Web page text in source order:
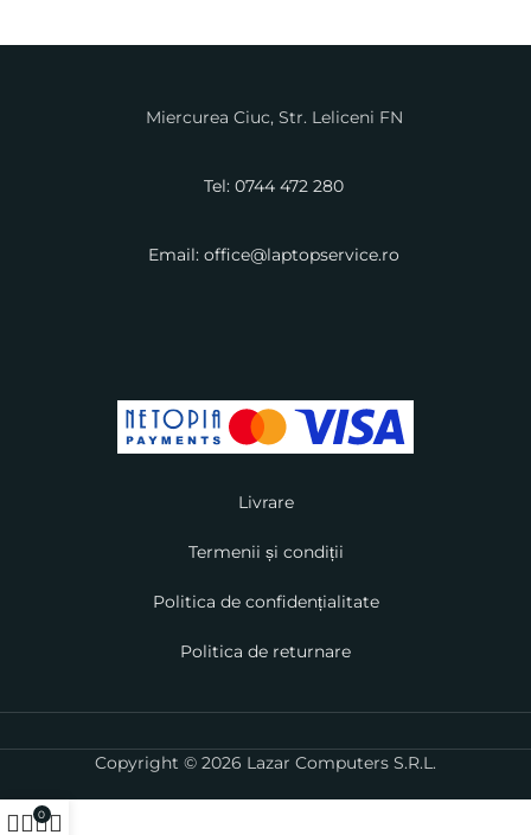
Miercurea Ciuc, Str. Leliceni FN
Tel: 0744 472 280
Email: office@laptopservice.ro
Livrare
Termenii și condiții
Politica de confidențialitate
Politica de returnare
Copyright © 2026 Lazar Computers S.R.L.
0